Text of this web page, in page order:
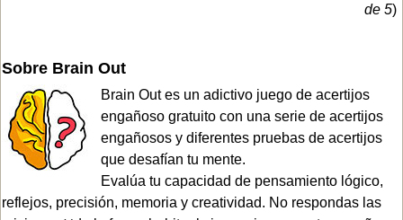
de 5)
Sobre Brain Out
Brain Out es un adictivo juego de acertijos
engañoso gratuito con una serie de acertijos
engañosos y diferentes pruebas de acertijos
que desafían tu mente.
Evalúa tu capacidad de pensamiento lógico,
reflejos, precisión, memoria y creatividad. No respondas las